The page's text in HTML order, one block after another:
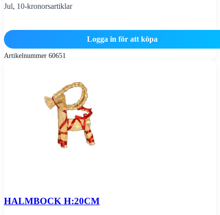
Jul, 10-kronorsartiklar
Logga in för att köpa
Artikelnummer 60651
HALMBOCK H:20CM